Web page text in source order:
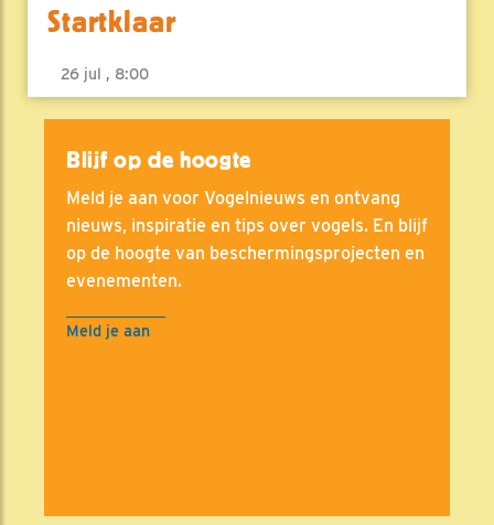
Startklaar
26 jul , 8:00
Blijf op de hoogte
Meld je aan voor Vogelnieuws en ontvang
nieuws, inspiratie en tips over vogels. En blijf
op de hoogte van beschermingsprojecten en
evenementen.
Meld je aan